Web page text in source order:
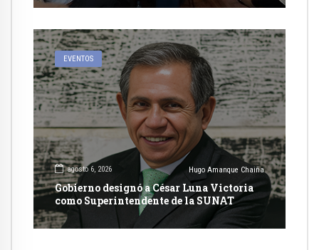
EVENTOS
agosto 6, 2026 Hugo Amanque Chaiña
Gobierno designó a César Luna Victoria
como Superintendente de la SUNAT